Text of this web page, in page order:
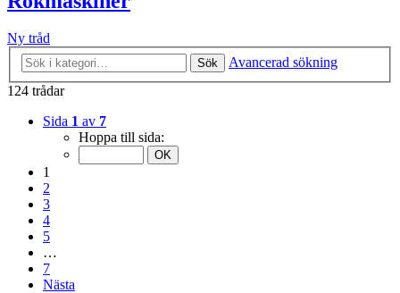
Ny tråd
Sök
Avancerad sökning
124 trådar
Sida 1 av 7
Hoppa till sida:
1
2
3
4
5
…
7
Nästa